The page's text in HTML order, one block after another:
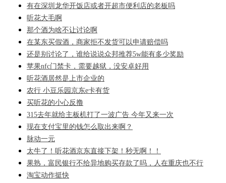
有在深圳龙华开饭店或者开超市便利店的老板吗
听花大毛啊
那个酒为啥不让讨论啊
在某东买假酒，商家拒不发货可以申请赔偿吗
还是别讨论了，谁给说说众邦推荐5w能有多少奖励
苹果nfc门禁卡，需要越狱，没安卓好用
听花酒居然是上市企业的
农行 小豆乐园京东e卡有货
买听花的小心反撸
315去年就给主板机打了一波广告 今年又来一次
现在支付宝里的钱怎么取出来啊？
脉动一元
太牛了！听花酒京东直接下架！秒无啊！！
果熟，富民银行不给异地购买存款了吗，人在重庆也不行
淘宝动作挺快